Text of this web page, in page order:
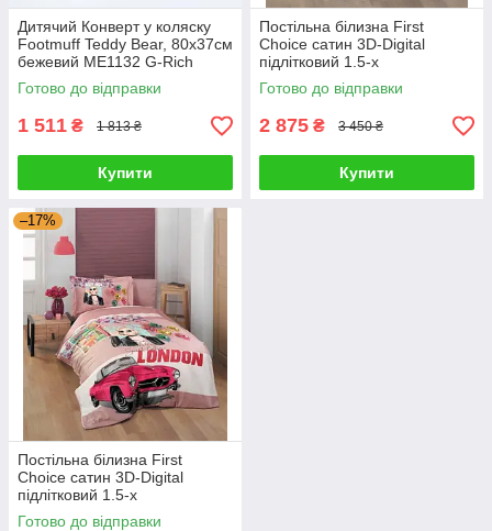
Дитячий Конверт у коляску
Footmuff Teddy Bear, 80х37см
бежевий ME1132 G-Rich
Готово до відправки
1 511 ₴ 1 813 ₴
Купити
Постільна білизна First
Choice сатин 3D-Digital
підлітковий 1.5-х
2034_3d_harley G-Rich
Готово до відправки
2 875 ₴ 3 450 ₴
Купити
–17%
Постільна білизна First
Choice сатин 3D-Digital
підлітковий 1.5-х
2034_3d_london G-Rich
Готово до відправки